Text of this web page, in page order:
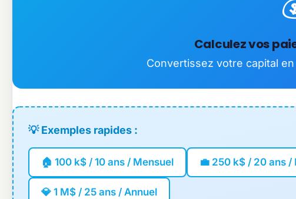
Calculez vos
Convertissez votre capital
💡 Exemples rapides :
🏠 100 k$ / 10 ans / Mensuel 💼 250 k$ / 20 ans /
💎 1 M$ / 25 ans / Annuel